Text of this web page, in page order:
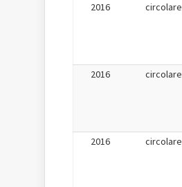
2016
circolare
2016
circolare
2016
circolare